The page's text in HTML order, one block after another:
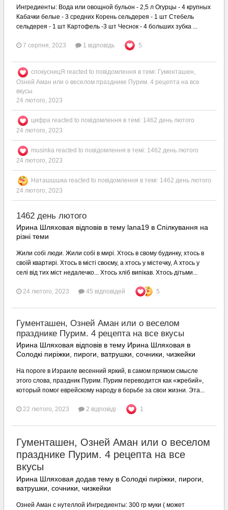
Ингредиенты: Вода или овощной бульон - 2,5 л Огурцы - 4 крупных
Кабачки белые - 3 средних Корень сельдерея - 1 шт Стебель
сельдерея - 1 шт Картофель -3 шт Чеснок - 4 больших зубка ...
7 серпня, 2023 1 відповідь 5
спокусницЯ reacted to повідомлення в темі: Гументашен,
Озней Аман или о веселом празднике Пурим. 4 рецепта на все
вкусы
24 лютого, 2023
цифра reacted to повідомлення в темі: 1462 день лютого
24 лютого, 2023
musinka reacted to повідомлення в темі: 1462 день лютого
24 лютого, 2023
Наташшшка reacted to повідомлення в темі: 1462 день лютого
24 лютого, 2023
1462 день лютого
Ирина Шляховая відповів в тему lana19 в Спілкування на
різні теми
Жили собі люди. Жили собі в мирі. Хтось в свому будинку, хтось в
своїй квартирі. Хтось в місті своєму, а хтось у містечку, А хтось у
селі від тих міст недалечко... Хтось хліб випікав. Хтось дітьми...
24 лютого, 2023 45 відповідей 5
Гументашен, Озней Аман или о веселом
празднике Пурим. 4 рецепта на все вкусы
Ирина Шляховая відповів в тему Ирина Шляховая в
Солодкі пиріжки, пироги, ватрушки, сочники, чизкейки
На пороге в Израиле весенний яркий, в самом прямом смысле
этого слова, праздник Пурим. Пурим переводится как «жребий»,
который помог еврейскому народу в борьбе за свои жизни. Эта...
22 лютого, 2023 2 відповіді 1
Гументашен, Озней Аман или о веселом
празднике Пурим. 4 рецепта на все
вкусы
Ирина Шляховая додав тему в Солодкі пиріжки, пироги,
ватрушки, сочники, чизкейки
Озней Аман с нутеллой Ингредиенты: 300 гр муки ( может